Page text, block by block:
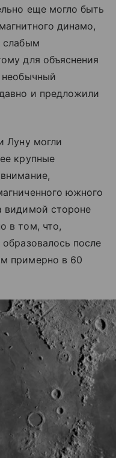
еще могло быть
динамо,
слабым
для объяснения
необычный
и предложили
Луну могли
крупные
южного
видимой стороне
в том, что,
после
примерно в 60